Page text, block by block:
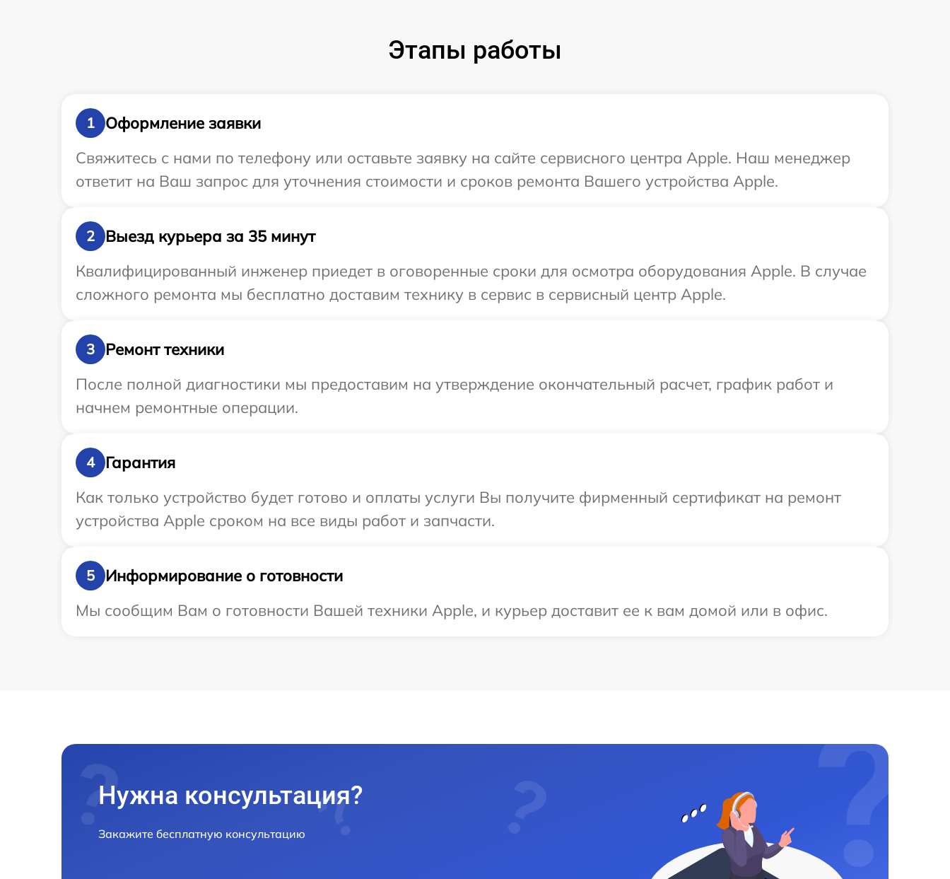
Этапы работы
1
Оформление заявки
Свяжитесь с нами по телефону или оставьте заявку на сайте сервисного центра Apple. Наш менеджер
ответит на Ваш запрос для уточнения стоимости и сроков ремонта Вашего устройства Apple.
2
Выезд курьера за 35 минут
Квалифицированный инженер приедет в оговоренные сроки для осмотра оборудования Apple. В случае
сложного ремонта мы бесплатно доставим технику в сервис в сервисный центр Apple.
3
Ремонт техники
После полной диагностики мы предоставим на утверждение окончательный расчет, график работ и
начнем ремонтные операции.
4
Гарантия
Как только устройство будет готово и оплаты услуги Вы получите фирменный сертификат на ремонт
устройства Apple сроком на все виды работ и запчасти.
5
Информирование о готовности
Мы сообщим Вам о готовности Вашей техники Apple, и курьер доставит ее к вам домой или в офис.
Нужна консультация?
Закажите бесплатную консультацию